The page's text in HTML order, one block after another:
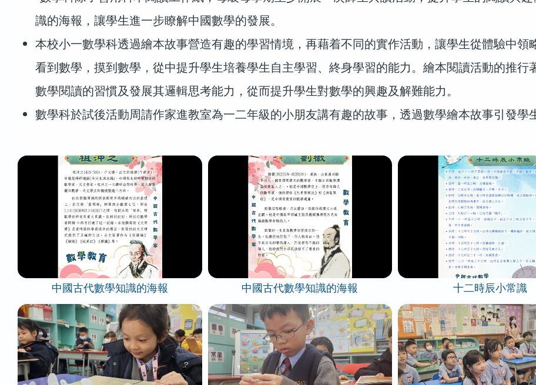
識的海報，讓學生進一步瞭解中國數學的發展。
本校小一數學科透過繪本故事營造有趣的學習情境，再藉着不同的實作活動，讓學生從體驗中
看到數學，摸到數學，從中提升學生培養學生自主學習、終身學習的能力。繪本閱讀活動的推
數學閱讀的習慣及發展其邏輯思考能力，從而提升學生對數學的興趣及解難能力。
數學科於試後活動周請作家進教室為一二年級的小朋友講有趣的故事，透過數學繪本故事引發學
中國古代數學知識的海報 中國古代數學知識的海報 十二時辰小常識